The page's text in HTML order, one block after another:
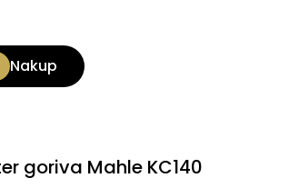
Nakup
goriva Mahle KC140